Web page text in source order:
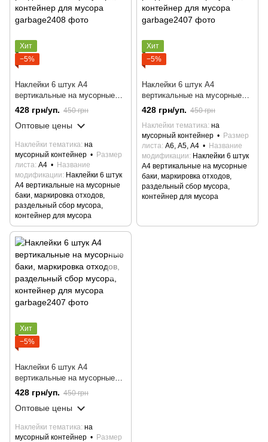
Хит
−5%
Наклейки 6 штук А4
вертикальные на мусорные
баки, маркировка отходов,
раздельный сбор мусора,
контейнер для мусора
428 грн/уп. 450 грн
Оптовые цены
Наклейки тематика на
мусорный контейнер
Размер
листа А4
Название
модификации Наклейки 6 штук
А4 вертикальные на мусорные
баки, маркировка отходов,
раздельный сбор мусора,
контейнер для мусора
Хит
−5%
Наклейки 6 штук А4
вертикальные на мусорные
баки, маркировка отходов,
раздельный сбор мусора,
контейнер для мусора
428 грн/уп. 450 грн
Наклейки тематика на
мусорный контейнер
Размер
листа А6, А5, А4
Название
модификации Наклейки 6 штук
А4 вертикальные на мусорные
баки, маркировка отходов,
раздельный сбор мусора,
контейнер для мусора
Хит
−5%
Наклейки 6 штук А4
вертикальные на мусорные
баки, маркировка отходов,
раздельный сбор мусора,
контейнер для мусора
428 грн/уп. 450 грн
Оптовые цены
Наклейки тематика на
мусорный контейнер
Размер